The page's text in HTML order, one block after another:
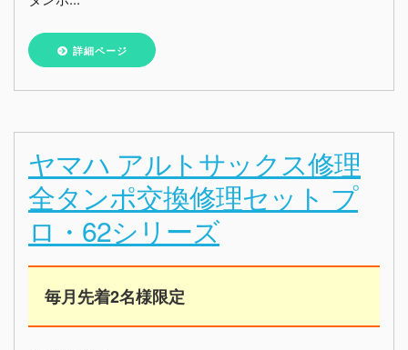
詳細ページ
ヤマハ アルトサックス修理
全タンポ交換修理セット プ
ロ・62シリーズ
毎月先着2名様限定